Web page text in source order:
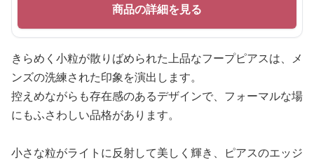
商品の詳細を見る
きらめく小粒が散りばめられた上品なフープピアスは、メ
ンズの洗練された印象を演出します。
控えめながらも存在感のあるデザインで、フォーマルな場
にもふさわしい品格があります。
小さな粒がライトに反射して美しく輝き、ピアスのエッジ